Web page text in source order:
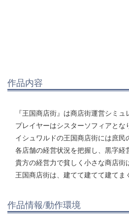
作品内容
『王国商店街』は商店街運営シミュ
プレイヤーはシスターソフィアとな
イシュワルドの王国商店街には庶民
各店舗の経営状況を把握し、黒字経
貴方の経営力で貧しく小さな商店街
王国商店街は、建てて建てて建てま
作品情報/動作環境